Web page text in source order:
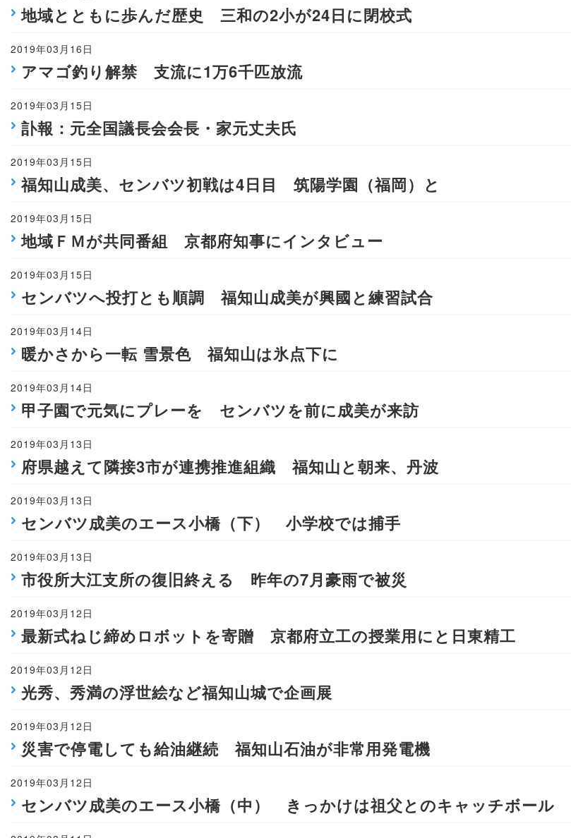
地域とともに歩んだ歴史 三和の2小が24日に閉校式
2019年03月16日
アマゴ釣り解禁 支流に1万6千匹放流
2019年03月15日
訃報：元全国議長会会長・家元丈夫氏
2019年03月15日
福知山成美、センバツ初戦は4日目 筑陽学園（福岡）と
2019年03月15日
地域ＦＭが共同番組 京都府知事にインタビュー
2019年03月15日
センバツへ投打とも順調 福知山成美が興國と練習試合
2019年03月14日
暖かさから一転 雪景色 福知山は氷点下に
2019年03月14日
甲子園で元気にプレーを センバツを前に成美が来訪
2019年03月13日
府県越えて隣接3市が連携推進組織 福知山と朝来、丹波
2019年03月13日
センバツ成美のエース小橋（下） 小学校では捕手
2019年03月13日
市役所大江支所の復旧終える 昨年の7月豪雨で被災
2019年03月12日
最新式ねじ締めロボットを寄贈 京都府立工の授業用にと日東精工
2019年03月12日
光秀、秀満の浮世絵など福知山城で企画展
2019年03月12日
災害で停電しても給油継続 福知山石油が非常用発電機
2019年03月12日
センバツ成美のエース小橋（中） きっかけは祖父とのキャッチボール